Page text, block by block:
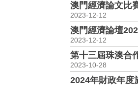
澳門經濟論文比
2023-12-12
澳門經濟論壇
2023-12-12
第十三屆珠澳合
2023-10-28
2024年財政年度